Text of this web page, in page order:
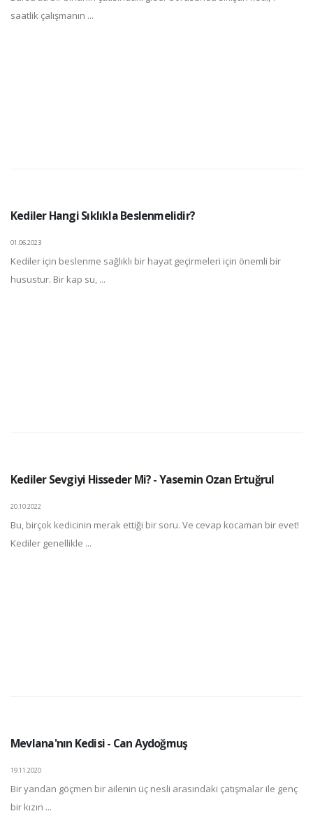
saatlik çalışmanın ...
Kediler Hangi Sıklıkla Beslenmelidir?
01.06.2023
Kediler için beslenme sağlıklı bir hayat geçirmeleri için önemli bir
husustur. Bir kap su, ...
Kediler Sevgiyi Hisseder Mi? - Yasemin Ozan Ertuğrul
20.10.2022
Bu, birçok kedicinin merak ettiği bir soru. Ve cevap kocaman bir evet!
Kediler genellikle ...
Mevlana'nın Kedisi - Can Aydoğmuş
19.11.2020
Bir yandan göçmen bir ailenin üç nesli arasındaki çatışmalar ile genç
bir kızın ...